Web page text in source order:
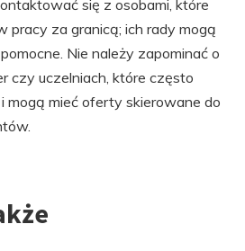
się z osobami, które
pracy za granicą; ich rady mogą
Nie należy zapominać o
czy uczelniach, które często
mogą mieć oferty skierowane do